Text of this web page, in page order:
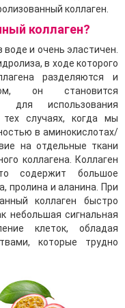
коллаген.
коллаген?
воде и очень эластичен.
в ходе которого
разделяются и
он становится
для использования
случаях, когда мы
в аминокислотах/
на отдельные ткани
коллагена. Коллаген
содержит большое
пролина и аланина. При
коллаген быстро
небольшая сигнальная
клеток, обладая
которые трудно